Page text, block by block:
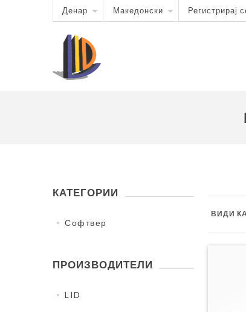
Денар Македонски Регистрирај
ВИДИ
КАТЕГОРИИ
Софтвер
ПРОИЗВОДИТЕЛИ
LID